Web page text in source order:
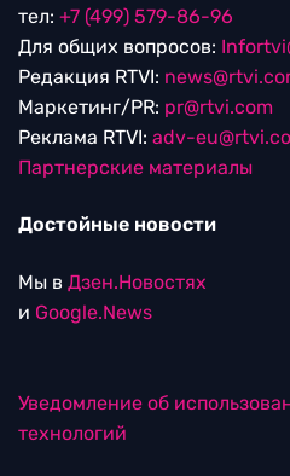
тел: +7 (499) 579-86-96
Для общих вопросов:
Редакция RTVI:
Маркетинг/PR: pr@rtvi.com
Реклама RTVI: adv-
Партнерские материалы
Достойные новости
Мы в Дзен.Новостях
и Google.News
Уведомление об
технологий